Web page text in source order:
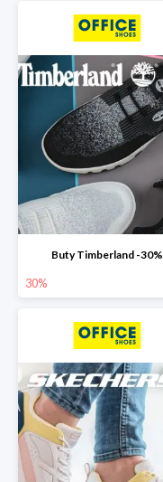
Buty Timberland -30%
30%